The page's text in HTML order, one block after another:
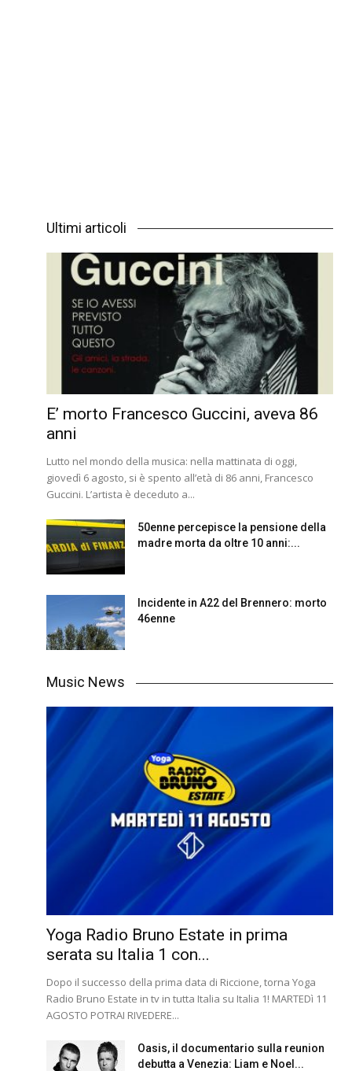
Ultimi articoli
E’ morto Francesco Guccini, aveva 86
anni
Lutto nel mondo della musica: nella mattinata di oggi,
giovedì 6 agosto, si è spento all’età di 86 anni, Francesco
Guccini. L’artista è deceduto a...
50enne percepisce la pensione della
madre morta da oltre 10 anni:...
Incidente in A22 del Brennero: morto
46enne
Music News
Yoga Radio Bruno Estate in prima
serata su Italia 1 con...
Dopo il successo della prima data di Riccione, torna Yoga
Radio Bruno Estate in tv in tutta Italia su Italia 1! MARTEDì 11
AGOSTO POTRAI RIVEDERE...
Oasis, il documentario sulla reunion
debutta a Venezia: Liam e Noel...